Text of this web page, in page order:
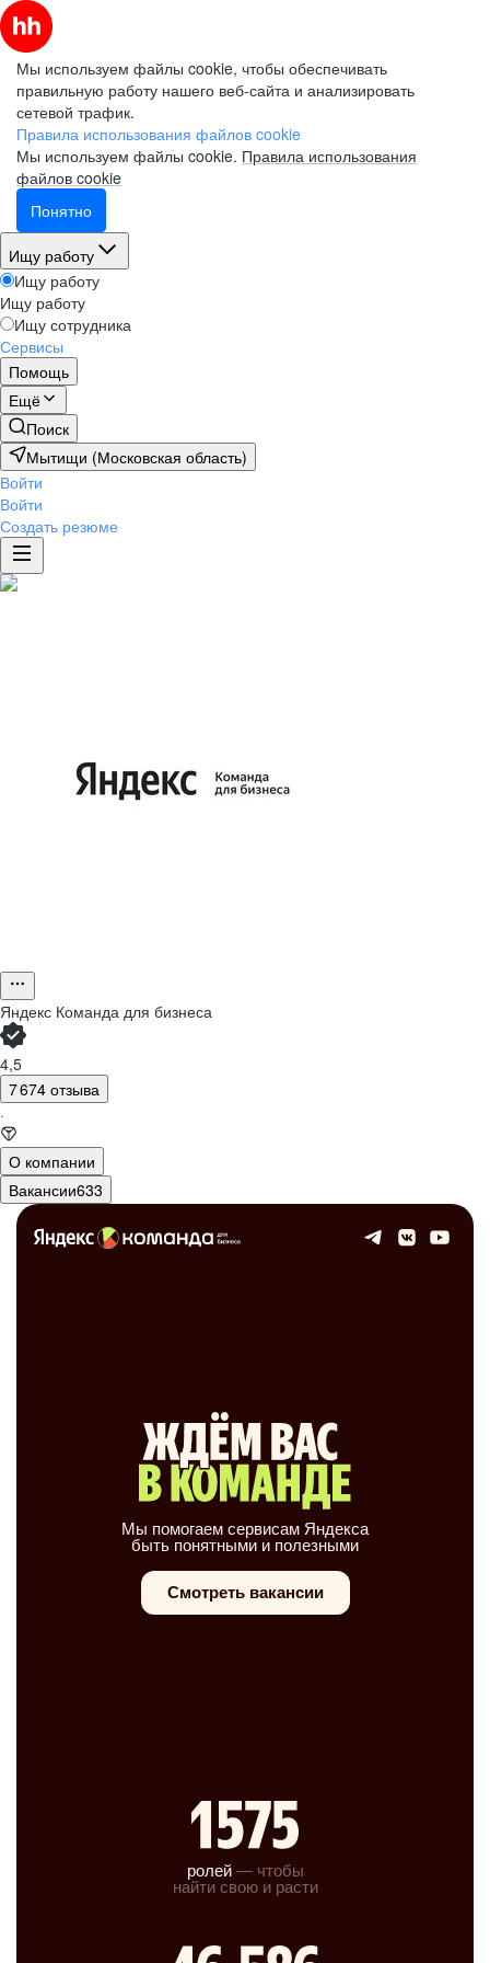
Мы используем файлы cookie, чтобы обеспечивать
правильную работу нашего веб-сайта и анализировать
сетевой трафик.
Правила использования файлов cookie
Мы используем файлы cookie. Правила использования
файлов cookie
Понятно
Ищу работу
Ищу работу
Ищу работу
Ищу сотрудника
Сервисы
Помощь
Ещё
Поиск
Мытищи (Московская область)
Войти
Войти
Создать резюме
Яндекс Команда для бизнеса
4,5
7 674 отзыва
·
О компании
Вакансии633
Мы помогаем сервисам Яндекса
быть понятными и полезными
Смотреть вакансии
ролей— чтобы
найти свою и расти